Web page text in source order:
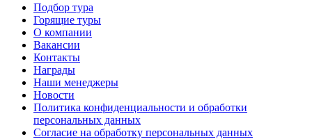
Подбор тура
Горящие туры
О компании
Вакансии
Контакты
Награды
Наши менеджеры
Новости
Политика конфиденциальности и обработки
персональных данных
Согласие на обработку персональных данных